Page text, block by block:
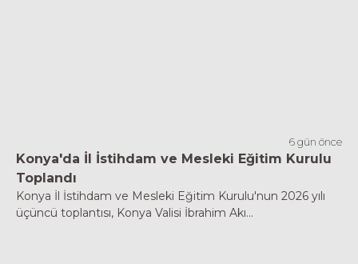
6 gün önce
Konya'da İl İstihdam ve Mesleki Eğitim Kurulu
Toplandı
Konya İl İstihdam ve Mesleki Eğitim Kurulu'nun 2026 yılı
üçüncü toplantısı, Konya Valisi İbrahim Akı...